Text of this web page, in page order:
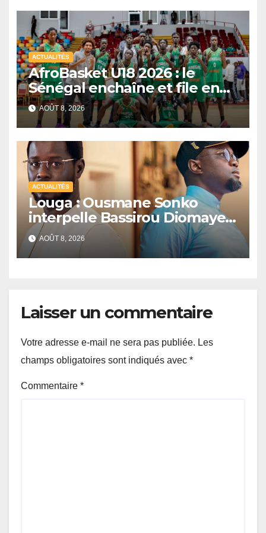
ACTUALITÉS
AfroBasket U18 2026 : le
Sénégal enchaîne et file en
quarts de finale
AOÛT 8, 2026
ACTUALITÉS
Louga : Ousmane Sonko
interpelle Bassirou Diomaye
Faye sur la date des élections
locales
AOÛT 8, 2026
Laisser un commentaire
Votre adresse e-mail ne sera pas publiée. Les
champs obligatoires sont indiqués avec *
Commentaire *